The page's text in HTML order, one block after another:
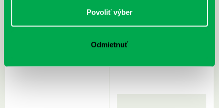
Povoliť výber
Odmietnuť
Sprievodca po hviezdnej oblohe
kompletný sprievodca